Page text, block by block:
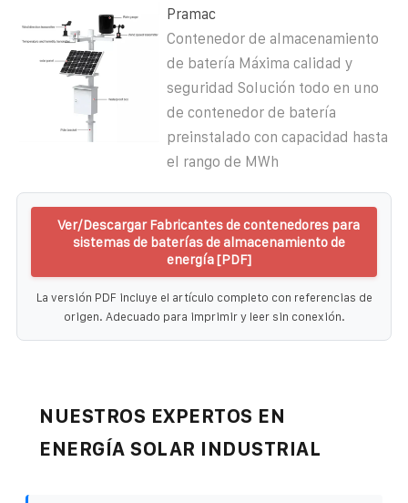
Pramac
Contenedor de almacenamiento
de batería Máxima calidad y
seguridad Solución todo en uno
de contenedor de batería
preinstalado con capacidad hasta
el rango de MWh
Ver/Descargar Fabricantes de contenedores para
sistemas de baterías de almacenamiento de
energía [PDF]
La versión PDF incluye el artículo completo con referencias de
origen. Adecuado para imprimir y leer sin conexión.
NUESTROS EXPERTOS EN
ENERGÍA SOLAR INDUSTRIAL